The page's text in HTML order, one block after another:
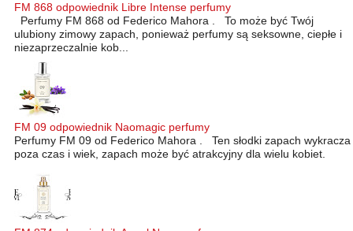
FM 868 odpowiednik Libre Intense perfumy
Perfumy FM 868 od Federico Mahora . To może być Twój
ulubiony zimowy zapach, ponieważ perfumy są seksowne, ciepłe i
niezaprzeczalnie kob...
FM 09 odpowiednik Naomagic perfumy
Perfumy FM 09 od Federico Mahora . Ten słodki zapach wykracza
poza czas i wiek, zapach może być atrakcyjny dla wielu kobiet.